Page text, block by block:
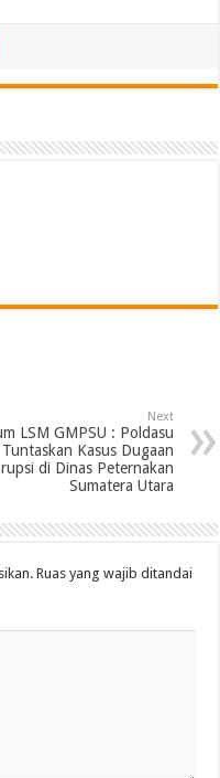
Next
LSM GMPSU : Poldasu
Tuntaskan Kasus Dugaan
di Dinas Peternakan
Sumatera Utara
Ruas yang wajib ditandai